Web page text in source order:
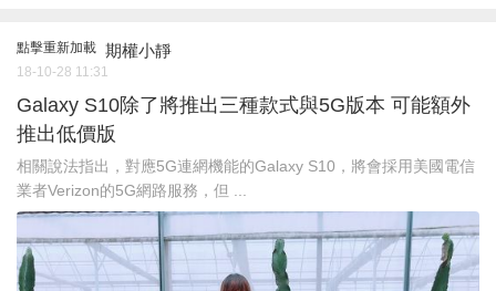
點擊重新加載 期權小靜
18-10-28 11:31
Galaxy S10除了將推出三種款式與5G版本 可能額外
推出低價版
相關說法指出，對應5G連網機能的Galaxy S10，將會採用美國電信
業者Verizon的5G網路服務，但 ...